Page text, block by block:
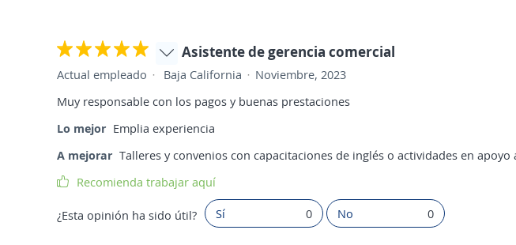
Asistente de gerencia comercial
Actual empleado Baja California
Noviembre, 2023
Muy responsable con los pagos y buenas prestaciones
Lo mejor Emplia experiencia
A mejorar Talleres y convenios con capacitaciones de inglés o actividades en
Recomienda trabajar aquí
¿Esta opinión ha sido útil? Sí 0 No 0